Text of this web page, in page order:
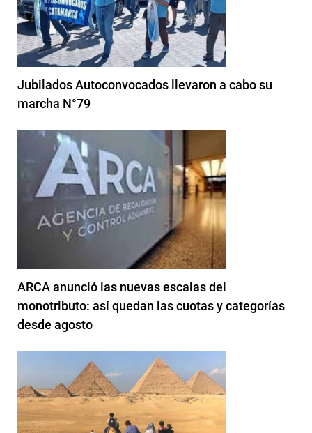
Jubilados Autoconvocados llevaron a cabo su
marcha N°79
ARCA anunció las nuevas escalas del
monotributo: así quedan las cuotas y categorías
desde agosto